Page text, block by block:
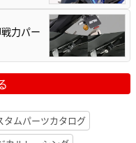
力パー
タムパーツカタログ